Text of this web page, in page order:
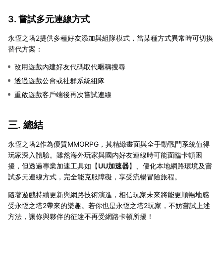
3. 嘗試多元連線方式
永恆之塔2提供多種好友添加與組隊模式，當某種方式異常時可切換
替代方案：
改用遊戲內建好友代碼取代暱稱搜尋
透過遊戲公會或社群系統組隊
重啟遊戲客戶端後再次嘗試連線
三. 總結
永恆之塔2作為優質MMORPG，其精緻畫面與全手動戰鬥系統值得
玩家深入體驗。雖然海外玩家與國内好友連線時可能面臨卡頓困
擾，但透過專業加速工具如【UU加速器】、優化本地網路環境及嘗
試多元連線方式，完全能克服障礙，享受流暢冒險旅程。
隨著遊戲持續更新與網路技術演進，相信玩家未來將能更順暢地感
受永恆之塔2帶來的樂趣。若你也是永恆之塔2玩家，不妨嘗試上述
方法，讓你與夥伴的征途不再受網路卡頓所擾！